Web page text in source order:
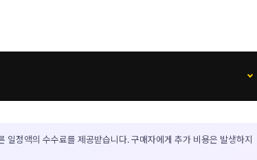
일정액의 수수료를 제공받습니다. 구매자에게 추가 비용은 발생하지